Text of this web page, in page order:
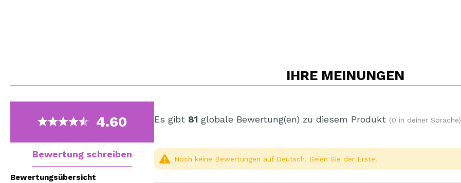
IHRE MEINUNGEN
4.60
Bewertung schreiben
Bewertungsübersicht
Es gibt 81 globale Bewertung(en) zu diesem Produkt (0 in deiner Sprache)
Noch keine Bewertungen auf Deutsch. Seien Sie der Erste!